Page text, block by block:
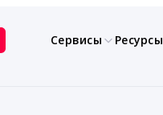
Сервисы Ресурсы